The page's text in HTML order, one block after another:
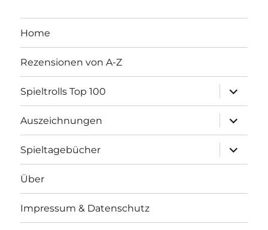
Home
Rezensionen von A-Z
Spieltrolls Top 100
öffnen
Auszeichnungen
öffnen
Spieltagebücher
öffnen
Über
Impressum & Datenschutz